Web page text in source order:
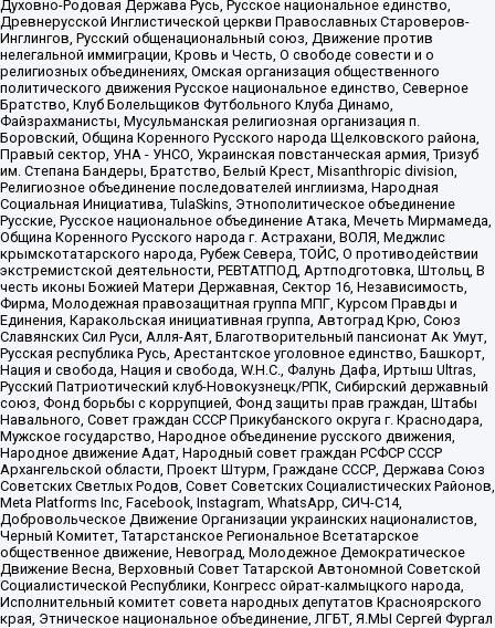
Духовно-Родовая Держава Русь, Русское национальное единство,
Древнерусской Инглистической церкви Православных Староверов-
Инглингов, Русский общенациональный союз, Движение против
нелегальной иммиграции, Кровь и Честь, О свободе совести и о
религиозных объединениях, Омская организация общественного
политического движения Русское национальное единство, Северное
Братство, Клуб Болельщиков Футбольного Клуба Динамо,
Файзрахманисты, Мусульманская религиозная организация п.
Боровский, Община Коренного Русского народа Щелковского района,
Правый сектор, УНА - УНСО, Украинская повстанческая армия, Тризуб
им. Степана Бандеры, Братство, Белый Крест, Misanthropic division,
Религиозное объединение последователей инглиизма, Народная
Социальная Инициатива, TulaSkins, Этнополитическое объединение
Русские, Русское национальное объединение Атака, Мечеть Мирмамеда,
Община Коренного Русского народа г. Астрахани, ВОЛЯ, Меджлис
крымскотатарского народа, Рубеж Севера, ТОЙС, О противодействии
экстремистской деятельности, РЕВТАТПОД, Артподготовка, Штольц, В
честь иконы Божией Матери Державная, Сектор 16, Независимость,
Фирма, Молодежная правозащитная группа МПГ, Курсом Правды и
Единения, Каракольская инициативная группа, Автоград Крю, Союз
Славянских Сил Руси, Алля-Аят, Благотворительный пансионат Ак Умут,
Русская республика Русь, Арестантское уголовное единство, Башкорт,
Нация и свобода, Нация и свобода, W.H.С., Фалунь Дафа, Иртыш Ultras,
Русский Патриотический клуб-Новокузнецк/РПК, Сибирский державный
союз, Фонд борьбы с коррупцией, Фонд защиты прав граждан, Штабы
Навального, Совет граждан СССР Прикубанского округа г. Краснодара,
Мужское государство, Народное объединение русского движения,
Народное движение Адат, Народный совет граждан РСФСР СССР
Архангельской области, Проект Штурм, Граждане СССР, Держава Союз
Советских Светлых Родов, Совет Советских Социалистических Районов,
Meta Platforms Inc, Facebook, Instagram, WhatsApp, СИЧ-С14,
Добровольческое Движение Организации украинских националистов,
Черный Комитет, Татарстанское Региональное Всетатарское
общественное движение, Невоград, Молодежное Демократическое
Движение Весна, Верховный Совет Татарской Автономной Советской
Социалистической Республики, Конгресс ойрат-калмыцкого народа,
Исполнительный комитет совета народных депутатов Красноярского
края, Этническое национальное объединение, ЛГБТ, Я.МЫ Сергей Фургал